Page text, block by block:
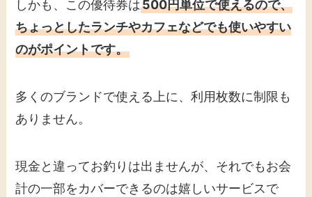
しかも、この優待券は500円単位で使えるので、
ちょっとしたランチやカフェなどでも使いやすい
のがポイントです。
多くのブランドで使える上に、利用枚数に制限も
ありません。
現金と違ってお釣りは出ませんが、それでもお会
計の一部をカバーできるのは嬉しいサービスで